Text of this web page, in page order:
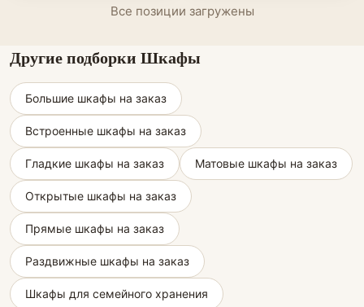
Все позиции загружены
Другие подборки Шкафы
Большие шкафы на заказ
Встроенные шкафы на заказ
Гладкие шкафы на заказ Матовые шкафы на заказ
Открытые шкафы на заказ
Прямые шкафы на заказ
Раздвижные шкафы на заказ
Шкафы для семейного хранения